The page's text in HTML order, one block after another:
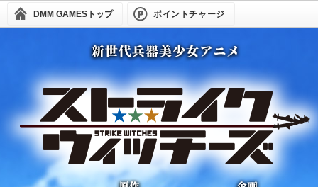
DMM GAMES トップ ポイントチャージ